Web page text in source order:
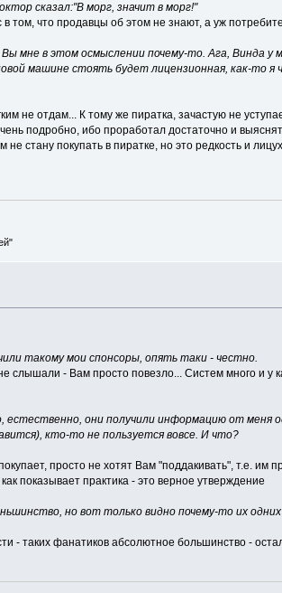
сказал:"В морг, значит в морг!"
том, что продавцы об этом не знают, а уж
мне в этом осмыслении почему-то. Ага, Винда у
машине стоять будет лицензионная, как-то я
не отдам... К тому же пиратка, зачастую не
подробно, ибо проработал достаточно и
стану покупать в пиратке, но это редкость и
такому мои спонсоры, опять таки - честно.
слышали - Вам просто повезло... Систем много и у
они получили информацию от меня
кто-то не пользуется вовсе. И что?
просто не хотят Вам "поддакивать", т.е. им
показывает практика - это верное утверждение
но вот только видно почему-то их одних
- таких фанатиков абсолютное большинство -